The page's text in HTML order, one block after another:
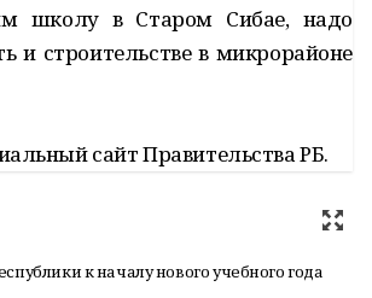
школу в Старом Сибае, надо
и строительстве в микрорайоне
сайт Правительства РБ.
к началу нового учебного года